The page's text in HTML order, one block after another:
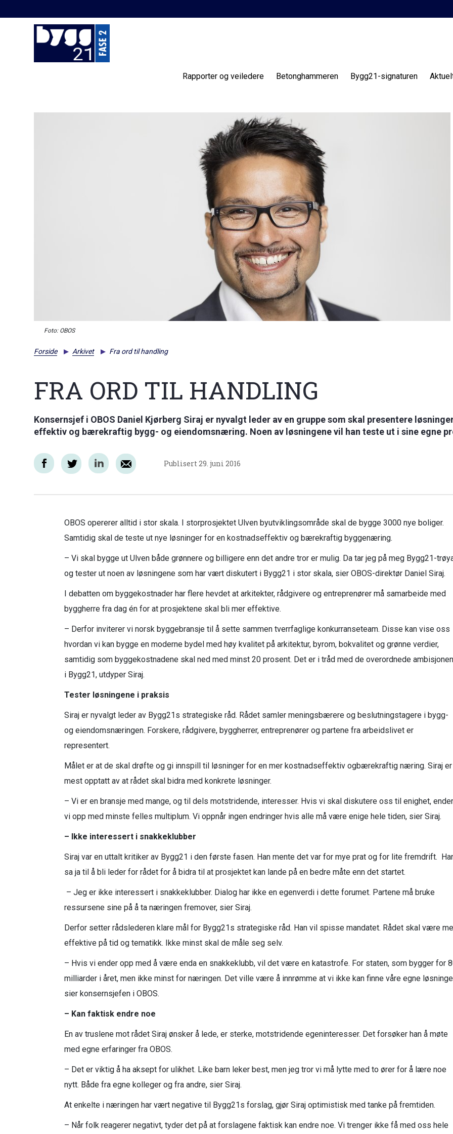
Rapporter og veiledere Betonghammeren Bygg21-signaturen
Foto: OBOS
Forside Arkivet Fra ord til handling
FRA ORD TIL HANDLING
Konsernsjef i OBOS Daniel Kjørberg Siraj er nyvalgt leder av en gruppe som skal presentere
effektiv og bærekraftig bygg- og eiendomsnæring. Noen av løsningene vil han teste ut i sine egne
Publisert29. juni 2016
OBOS opererer alltid i stor skala. I storprosjektet Ulven byutviklingsområde skal de bygge 3000 nye boliger.
Samtidig skal de teste ut nye løsninger for en kostnadseffektiv og bærekraftig byggenæring.
– Vi skal bygge ut Ulven både grønnere og billigere enn det andre tror er mulig. Da tar jeg på meg Bygg21-
og tester ut noen av løsningene som har vært diskutert i Bygg21 i stor skala, sier OBOS-direktør Daniel Siraj.
I debatten om byggekostnader har flere hevdet at arkitekter, rådgivere og entreprenører må samarbeide med
byggherre fra dag én for at prosjektene skal bli mer effektive.
– Derfor inviterer vi norsk byggebransje til å sette sammen tverrfaglige konkurranseteam. Disse kan vise oss
hvordan vi kan bygge en moderne bydel med høy kvalitet på arkitektur, byrom, bokvalitet og grønne verdier,
samtidig som byggekostnadene skal ned med minst 20 prosent. Det er i tråd med de overordnede
i Bygg21, utdyper Siraj.
Tester løsningene i praksis
Siraj er nyvalgt leder av Bygg21s strategiske råd. Rådet samler meningsbærere og beslutningstagere i bygg-
og eiendomsnæringen. Forskere, rådgivere, byggherrer, entreprenører og partene fra arbeidslivet er
representert.
Målet er at de skal drøfte og gi innspill til løsninger for en mer kostnadseffektiv ogbærekraftig næring. Siraj er
mest opptatt av at rådet skal bidra med konkrete løsninger.
– Vi er en bransje med mange, og til dels motstridende, interesser. Hvis vi skal diskutere oss til enighet, ender
vi opp med minste felles multiplum. Vi oppnår ingen endringer hvis alle må være enige hele tiden, sier Siraj.
– Ikke interessert i snakkeklubber
Siraj var en uttalt kritiker av Bygg21 i den første fasen. Han mente det var for mye prat og for lite fremdrift.
sa ja til å bli leder for rådet for å bidra til at prosjektet kan lande på en bedre måte enn det startet.
– Jeg er ikke interessert i snakkeklubber. Dialog har ikke en egenverdi i dette forumet. Partene må bruke
ressursene sine på å ta næringen fremover, sier Siraj.
Derfor setter rådslederen klare mål for Bygg21s strategiske råd. Han vil spisse mandatet. Rådet skal være
effektive på tid og tematikk. Ikke minst skal de måle seg selv.
– Hvis vi ender opp med å være enda en snakkeklubb, vil det være en katastrofe. For staten, som bygger for
milliarder i året, men ikke minst for næringen. Det ville være å innrømme at vi ikke kan finne våre egne
sier konsernsjefen i OBOS.
– Kan faktisk endre noe
En av truslene mot rådet Siraj ønsker å lede, er sterke, motstridende egeninteresser. Det forsøker han å møte
med egne erfaringer fra OBOS.
– Det er viktig å ha aksept for ulikhet. Like barn leker best, men jeg tror vi må lytte med to ører for å lære noe
nytt. Både fra egne kolleger og fra andre, sier Siraj.
At enkelte i næringen har vært negative til Bygg21s forslag, gjør Siraj optimistisk med tanke på fremtiden.
– Når folk reagerer negativt, tyder det på at forslagene faktisk kan endre noe. Vi trenger ikke få med oss hele